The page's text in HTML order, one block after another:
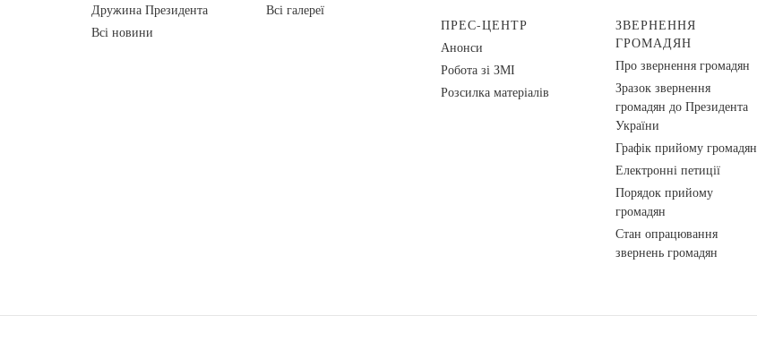
Дружина Президента
Всі новини
Всі галереї
ПРЕС-ЦЕНТР
Анонси
Робота зі ЗМІ
Розсилка матеріалів
ЗВЕРНЕННЯ
ГРОМАДЯН
Про звернення громадян
Зразок звернення
громадян до Президента
України
Графік прийому громадян
Електронні петиції
Порядок прийому
громадян
Стан опрацювання
звернень громадян